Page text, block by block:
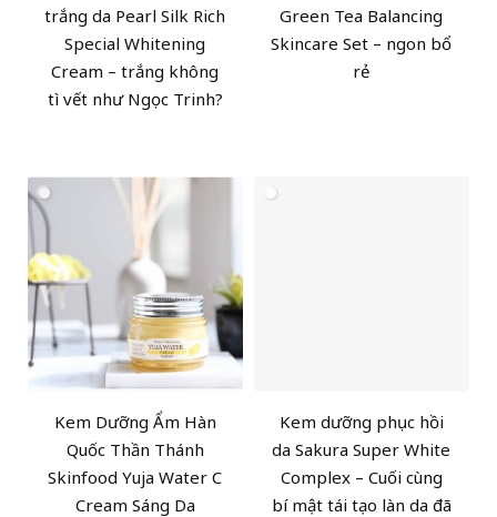
trắng da Pearl Silk Rich
Special Whitening
Cream – trắng không
tì vết như Ngọc Trinh?
Green Tea Balancing
Skincare Set – ngon bổ
rẻ
Kem Dưỡng Ẩm Hàn
Quốc Thần Thánh
Skinfood Yuja Water C
Cream Sáng Da
Kem dưỡng phục hồi
da Sakura Super White
Complex – Cuối cùng
bí mật tái tạo làn da đã